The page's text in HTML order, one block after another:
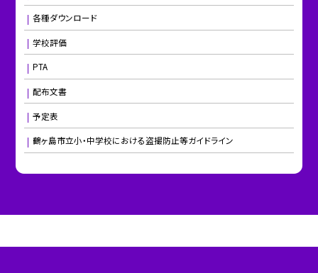
各種ダウンロード
学校評価
PTA
配布文書
予定表
鶴ヶ島市立小・中学校における盗撮防止等ガイドライン